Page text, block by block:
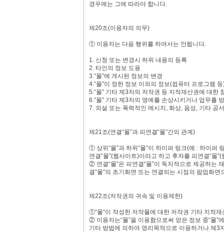
경우에는 그에 따라야 합니다.
제20조(이용자의 의무)
① 이용자는 다음 행위를 하여서는 안됩니다.
1. 신청 또는 변경시 허위 내용의 등록
2. 타인의 정보 도용
3.“몰”에 게시된 정보의 변경
4.“몰”이 정한 정보 이외의 정보(컴퓨터 프로그램
5.“몰” 기타 제3자의 저작권 등 지적재산권에 대한
6.“몰” 기타 제3자의 명예를 손상시키거나 업무를
7. 외설 또는 폭력적인 메시지, 화상, 음성, 기타 공
제21조(연결“몰”과 피연결“몰”간의 관계)
① 상위“몰”과 하위“몰”이 하이퍼 링크(예 : 하이퍼
연결“몰”(웹사이트)이라고 하고 후자를 피연결“몰
② 연결“몰”은 피연결“몰”이 독자적으로 제공하는
결“몰”의 초기화면 또는 연결되는 시점의 팝업화
제22조(저작권의 귀속 및 이용제한)
①“몰“이 작성한 저작물에 대한 저작권 기타 지적재
② 이용자는“몰”을 이용함으로써 얻은 정보 중“몰”
기타 방법에 의하여 영리목적으로 이용하거나 제3